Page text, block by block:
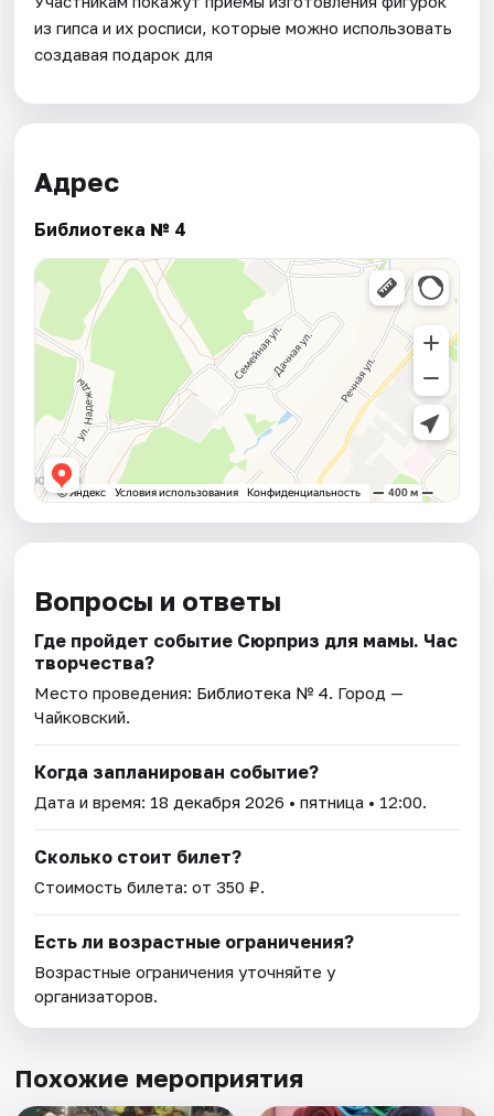
из гипса и их росписи, которые можно использовать
создавая подарок для
Адрес
Библиотека № 4
Вопросы и ответы
Где пройдет событие Сюрприз для мамы. Час
творчества?
Место проведения: Библиотека № 4. Город —
Чайковский.
Когда запланирован событие?
Дата и время: 18 декабря 2026 • пятница • 12:00.
Сколько стоит билет?
Стоимость билета: от 350 ₽.
Есть ли возрастные ограничения?
Возрастные ограничения уточняйте у
организаторов.
Похожие мероприятия